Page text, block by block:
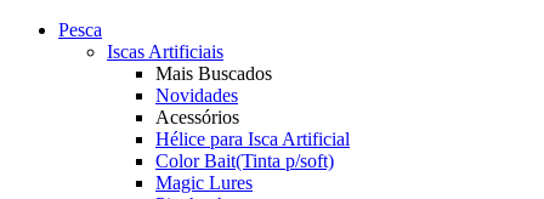
Pesca
Iscas Artificiais
Mais Buscados
Novidades
Acessórios
Hélice para Isca Artificial
Color Bait(Tinta p/soft)
Magic Lures